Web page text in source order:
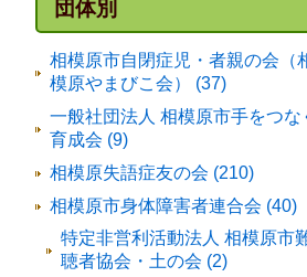
団体別
相模原市自閉症児・者親の会（
模原やまびこ会） (37)
一般社団法人 相模原市手をつな
育成会 (9)
相模原失語症友の会 (210)
相模原市身体障害者連合会 (40)
特定非営利活動法人 相模原市
聴者協会・土の会 (2)